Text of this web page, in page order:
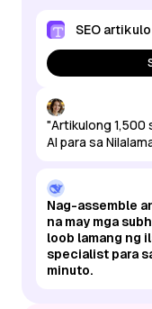
SEO
"Artikulong 1,500
AI para sa
Nag-assemble
na may mga
loob lamang ng
specialist para
minuto.